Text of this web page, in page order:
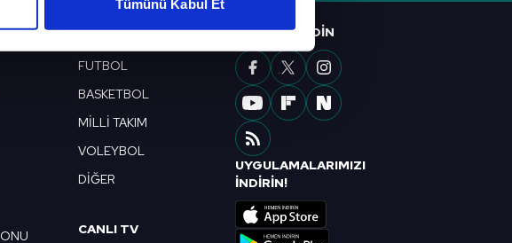
hedefli reklamlar gösterilmeyecektir."
kişilere ait çerezler kullanılmaktadır. Bu
bilgi toplumu hizmetlerinin sunulması
kişiselleştirilmesi ve sizlere yönelik
Çerezlere ilişkin detaylı bilgi için Ayarlar
Tümünü Kabul Et
FUTBOL
BASKETBOL
MİLLİ TAKIM
VOLEYBOL
DİĞER
CANLI TV
BIZI TAKIP EDIN
UYGULAMALARIMIZI
İNDİRİN!